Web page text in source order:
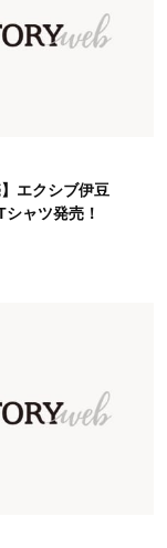
ールインワン】最
のコツは「バッグ
40代がほどよく華
中！人と被らない
】エクシブ伊豆
ャツ発売！